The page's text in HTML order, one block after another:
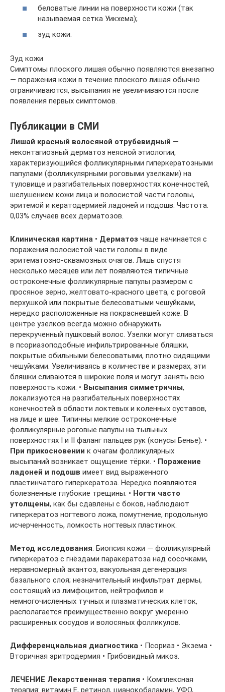
беловатые линии на поверхности кожи (так
называемая сетка Уикхема);
зуд кожи.
Зуд кожи
Симптомы плоского лишая обычно появляются внезапно
— поражения кожи в течение плоского лишая обычно
ограничиваются, высыпания не увеличиваются после
появления первых симптомов.
Публикации в СМИ
Лишай красный волосяной отрубевидный —
неконтагиозный дерматоз неясной этиологии,
характеризующийся фолликулярными гиперкератозными
папулами (фолликулярными роговыми узелками) на
туловище и разгибательных поверхностях конечностей,
шелушением кожи лица и волосистой части головы,
эритемой и кератодермией ладоней и подошв. Частота.
0,03% случаев всех дерматозов.
Клиническая картина • Дерматоз чаще начинается с
поражения волосистой части головы в виде
эритематозно-сквамозных очагов. Лишь спустя
несколько месяцев или лет появляются типичные
остроконечные фолликулярные папулы размером с
просяное зерно, желтовато-красного цвета, с роговой
верхушкой или покрытые белесоватыми чешуйками,
нередко расположенные на покрасневшей коже. В
центре узелков всегда можно обнаружить
перекрученный пушковый волос. Узелки могут сливаться
в псориазоподобные инфильтрированные бляшки,
покрытые обильными белесоватыми, плотно сидящими
чешуйками. Увеличиваясь в количестве и размерах, эти
бляшки сливаются в широкие поля и могут занять всю
поверхность кожи. • Высыпания симметричны,
локализуются на разгибательных поверхностях
конечностей в области локтевых и коленных суставов,
на лице и шее. Типичны мелкие остроконечные
фолликулярные роговые папулы на тыльных
поверхностях I и II фаланг пальцев рук (конусы Бенье). •
При прикосновении к очагам фолликулярных
высыпаний возникает ощущение тёрки. • Поражение
ладоней и подошв имеет вид выраженного
пластинчатого гиперкератоза. Нередко появляются
болезненные глубокие трещины. • Ногти часто
утолщены, как бы сдавлены с боков, наблюдают
гиперкератоз ногтевого ложа, помутнение, продольную
исчерченность, ломкость ногтевых пластинок.
Метод исследования. Биопсия кожи — фолликулярный
гиперкератоз с гнёздами паракератоза над сосочками,
неравномерный акантоз, вакуольная дегенерация
базального слоя; незначительный инфильтрат дермы,
состоящий из лимфоцитов, нейтрофилов и
немногочисленных тучных и плазматических клеток,
располагается преимущественно вокруг умеренно
расширенных сосудов и волосяных фолликулов.
Дифференциальная диагностика • Псориаз • Экзема •
Вторичная эритродермия • Грибовидный микоз.
ЛЕЧЕНИЕ Лекарственная терапия • Комплексная
терапия: витамин Е, ретинол, цианокобаламин, УФО,